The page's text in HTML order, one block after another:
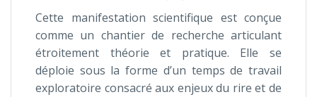
Cette manifestation scientifique est conçue
comme un chantier de recherche articulant
étroitement théorie et pratique. Elle se
déploie sous la forme d’un temps de travail
exploratoire consacré aux enjeux du rire et de